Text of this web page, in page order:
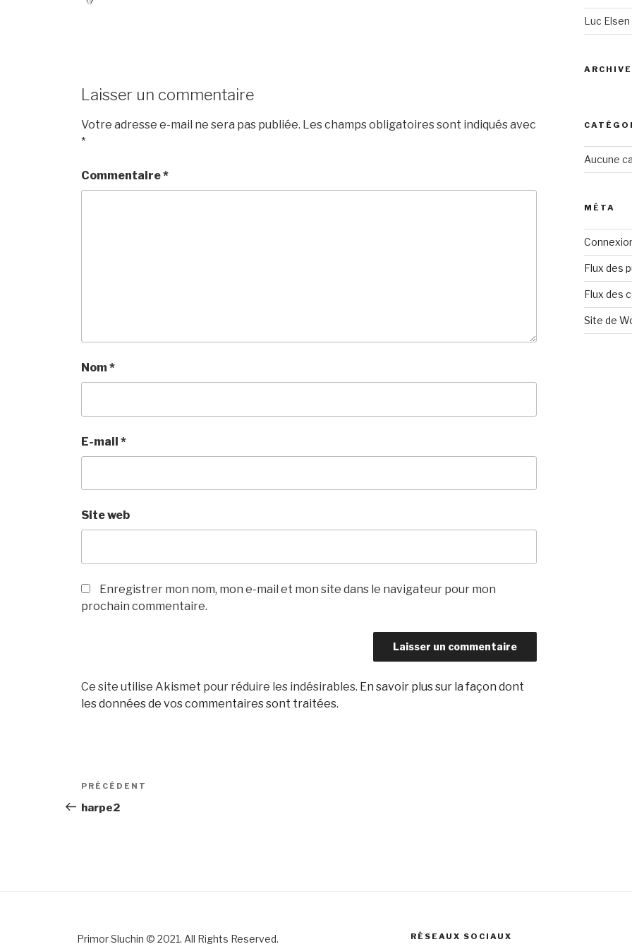
Laisser un commentaire
Votre adresse e-mail ne sera pas publiée. Les champs obligatoires sont indiqués avec
*
Commentaire*
Nom*
E-mail*
Site web
Enregistrer mon nom, mon e-mail et mon site dans le navigateur pour mon
prochain commentaire.
Ce site utilise Akismet pour réduire les indésirables. En savoir plus sur la façon dont
les données de vos commentaires sont traitées.
Navigation
de
Article
précédent
PRÉCÉDENT
harpe2
Luc Elsen
Aucune
MÉTA
Flux des
Flux des
Site de
Primor Sluchin © 2021. All Rights Reserved. RÉSEAUX SOCIAUX